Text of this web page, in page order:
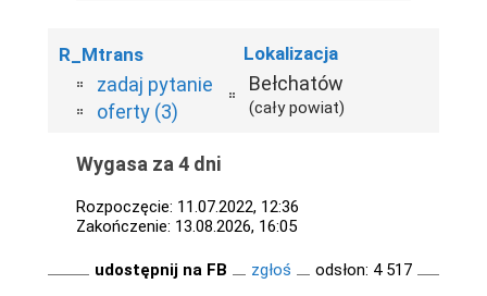
R_Mtrans
zadaj pytanie
oferty (3)
Lokalizacja
Bełchatów
(cały powiat)
Wygasa za 4 dni
Rozpoczęcie: 11.07.2022, 12:36
Zakończenie: 13.08.2026, 16:05
udostępnij na FB zgłoś odsłon: 4 517